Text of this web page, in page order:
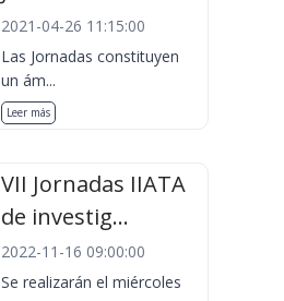
2021-04-26 11:15:00
Las Jornadas constituyen
un ám...
Leer más
VII Jornadas IIATA
de investig...
2022-11-16 09:00:00
Se realizarán el miércoles